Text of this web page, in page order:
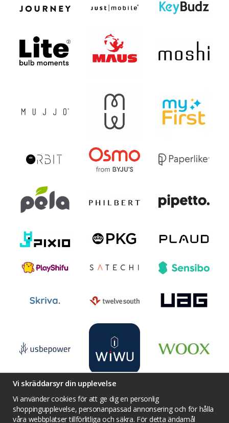
Vi skräddarsyr din upplevelse
Vi använder cookies för att ge dig en personlig
shoppingupplevelse, personanpassad annonsering och för hålla
våra webbplatser tillförlitliga och säkra. För detta ändamål